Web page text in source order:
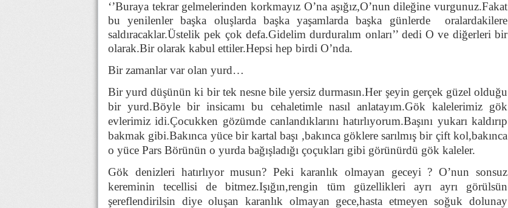
‘’Buraya tekrar gelmelerinden korkmayız O’na aşığız,O’nun dileğine vurgunuz.Fakat
bu yenilenler başka oluşlarda başka yaşamlarda başka günlerde oralardakilere
saldıracaklar.Üstelik pek çok defa.Gidelim durduralım onları’’ dedi O ve diğerleri bir
olarak.Bir olarak kabul ettiler.Hepsi hep birdi O’nda.
Bir zamanlar var olan yurd…
Bir yurd düşünün ki bir tek nesne bile yersiz durmasın.Her şeyin gerçek güzel olduğu
bir yurd.Böyle bir insicamı bu cehaletimle nasıl anlatayım.Gök kalelerimiz gök
evlerimiz idi.Çocukken gözümde canlandıklarını hatırlıyorum.Başını yukarı kaldırıp
bakmak gibi.Bakınca yüce bir kartal başı ,bakınca göklere sarılmış bir çift kol,bakınca
o yüce Pars Börünün o yurda bağışladığı çoçukları gibi görünürdü gök kaleler.
Gök denizleri hatırlıyor musun? Peki karanlık olmayan geceyi ? O’nun sonsuz
kereminin tecellisi de bitmez.Işığın,rengin tüm güzellikleri ayrı ayrı görülsün
şereflendirilsin diye oluşan karanlık olmayan gece,hasta etmeyen soğuk dolunay